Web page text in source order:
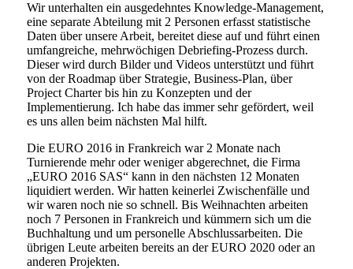
Wir unterhalten ein ausgedehntes Knowledge-Management,
eine separate Abteilung mit 2 Personen erfasst statistische
Daten über unsere Arbeit, bereitet diese auf und führt einen
umfangreiche, mehrwöchigen Debriefing-Prozess durch.
Dieser wird durch Bilder und Videos unterstützt und führt
von der Roadmap über Strategie, Business-Plan, über
Project Charter bis hin zu Konzepten und der
Implementierung. Ich habe das immer sehr gefördert, weil
es uns allen beim nächsten Mal hilft.
Die EURO 2016 in Frankreich war 2 Monate nach
Turnierende mehr oder weniger abgerechnet, die Firma
„EURO 2016 SAS“ kann in den nächsten 12 Monaten
liquidiert werden. Wir hatten keinerlei Zwischenfälle und
wir waren noch nie so schnell. Bis Weihnachten arbeiten
noch 7 Personen in Frankreich und kümmern sich um die
Buchhaltung und um personelle Abschlussarbeiten. Die
übrigen Leute arbeiten bereits an der EURO 2020 oder an
anderen Projekten.